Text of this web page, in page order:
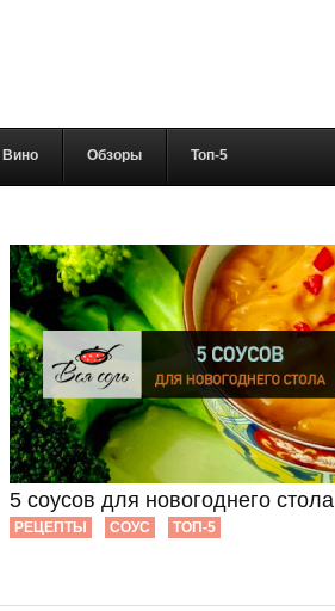
Вино Обзоры Топ-5
5 соусов для новогоднего стола
РЕЦЕПТЫ СОУС ТОП-5